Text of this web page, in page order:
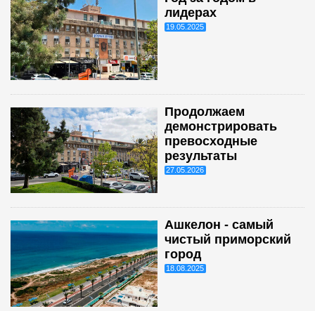
лидерах
19.05.2025
Продолжаем
демонстрировать
превосходные
результаты
27.05.2026
Ашкелон - самый
чистый приморский
город
18.08.2025